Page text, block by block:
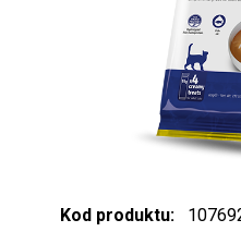
Kod produktu: